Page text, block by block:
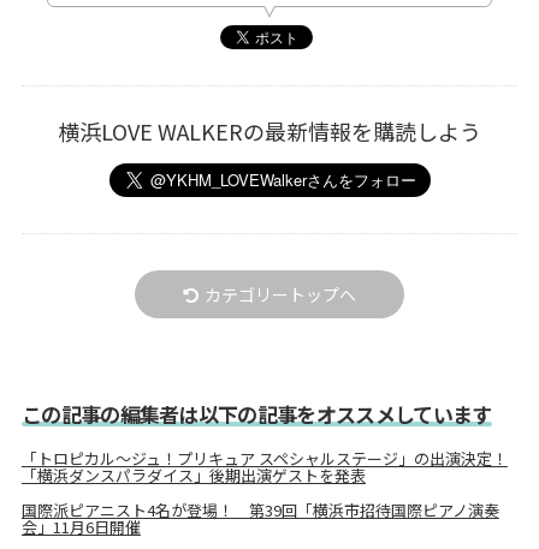
横浜LOVE WALKERの最新情報を購読しよう
カテゴリートップへ
この記事の編集者は以下の記事をオススメしています
「トロピカル～ジュ！プリキュア スペシャルステージ」の出演決定！
「横浜ダンスパラダイス」後期出演ゲストを発表
国際派ピアニスト4名が登場！ 第39回「横浜市招待国際ピアノ演奏
会」11月6日開催